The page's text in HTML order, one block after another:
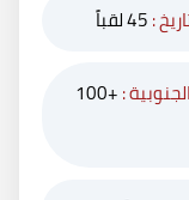
:45 لقباً
:
+100